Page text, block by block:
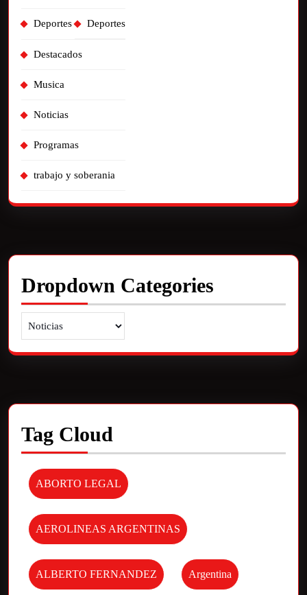
Deportes Deportes
Destacados
Musica
Noticias
Programas
trabajo y soberania
Dropdown Categories
Tag Cloud
ABORTO LEGAL
AEROLINEAS ARGENTINAS
ALBERTO FERNANDEZ Argentina